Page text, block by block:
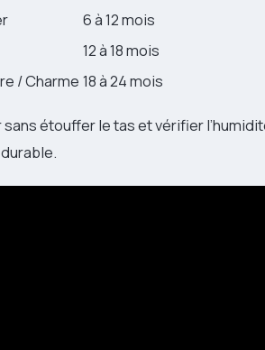
6 à 12 mois
12 à 18 mois
/ Charme 18 à 24 mois
étouffer le tas et vérifier